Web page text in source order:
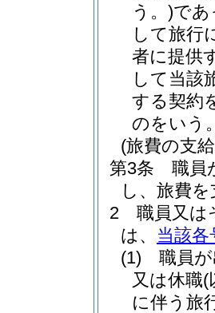
う。)であ
して旅行
者に提供
して当該
する契約
のをいう
(旅費の支
第3条
職員
し、旅費
2
職員又は
は、 当該各
(1)
職員
又は休職(
に伴う旅